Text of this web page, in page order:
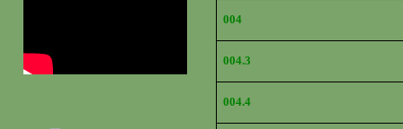
004
004.3
004.4